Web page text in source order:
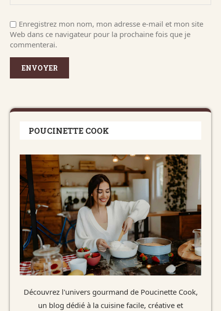
Enregistrez mon nom, mon adresse e-mail et mon site
Web dans ce navigateur pour la prochaine fois que je
commenterai.
POUCINETTE COOK
Découvrez l'univers gourmand de Poucinette Cook,
un blog dédié à la cuisine facile, créative et